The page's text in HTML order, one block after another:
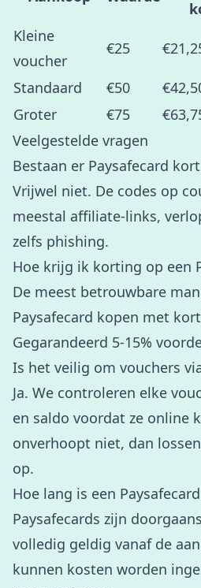
Kleine
voucher
€25
Standaard €50
Groter
€75
Veelgestelde vragen
Bestaan er Paysafecard
Vrijwel niet. De codes op
meestal affiliate-links,
zelfs phishing.
Hoe krijg ik korting op een
De meest betrouwbare
Paysafecard kopen met
Gegarandeerd 5-15%
Is het veilig om vouchers
Ja. We controleren elke
en saldo voordat ze online
onverhoopt niet, dan
op.
Hoe lang is een
Paysafecards zijn
volledig geldig vanaf de
kunnen kosten worden